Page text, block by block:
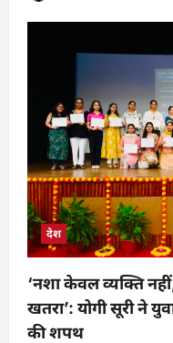
देश
‘नशा केवल व्यक्ति
खतरा’: योगी सूरी ने
की शपथ